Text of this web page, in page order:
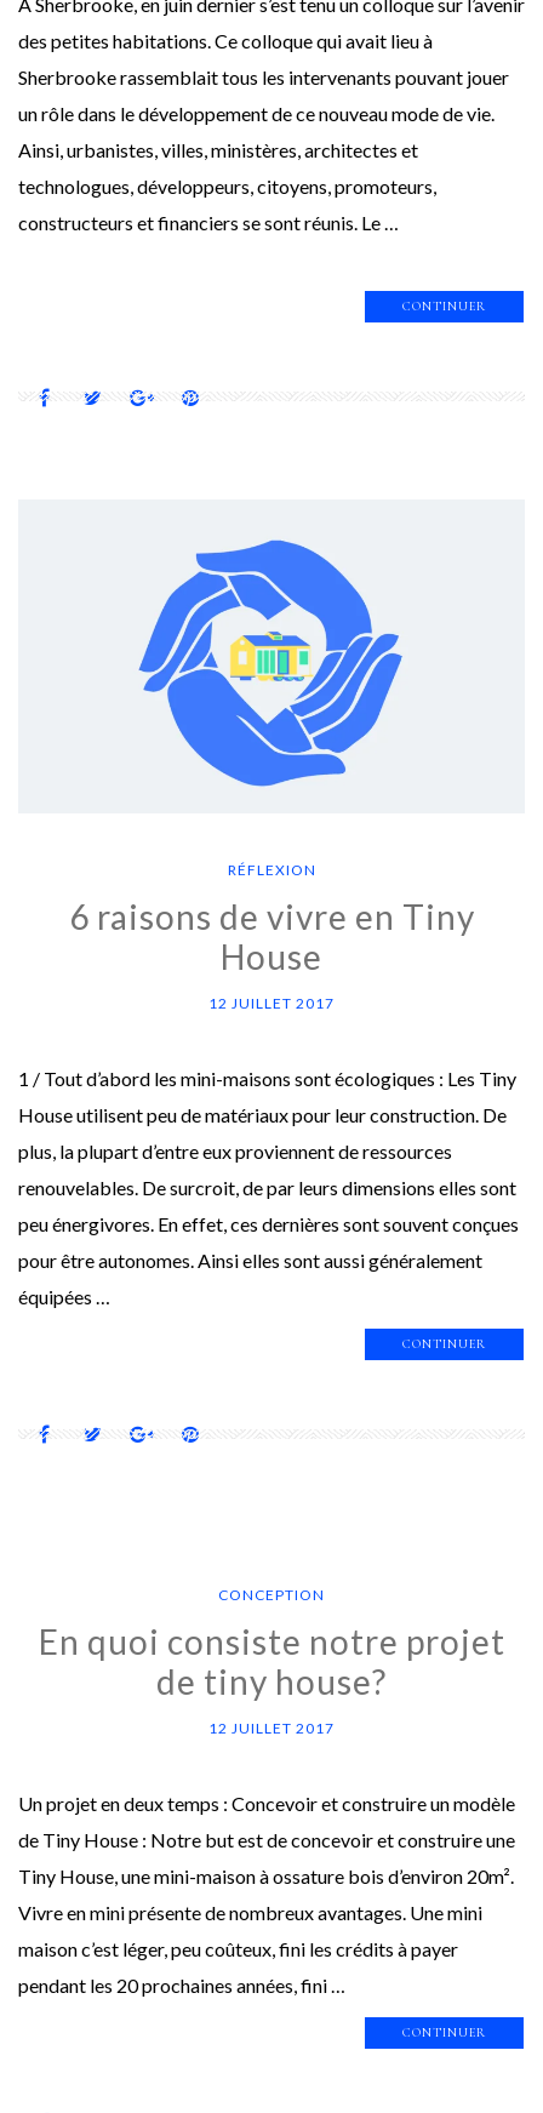
des petites habitations. Ce colloque qui avait lieu à
Sherbrooke rassemblait tous les intervenants pouvant jouer
un rôle dans le développement de ce nouveau mode de vie.
Ainsi, urbanistes, villes, ministères, architectes et
technologues, développeurs, citoyens, promoteurs,
constructeurs et financiers se sont réunis. Le …
CONTINUER
RÉFLEXION
6 raisons de vivre en Tiny
House
12 JUILLET 2017
1 / Tout d’abord les mini-maisons sont écologiques : Les Tiny
House utilisent peu de matériaux pour leur construction. De
plus, la plupart d’entre eux proviennent de ressources
renouvelables. De surcroit, de par leurs dimensions elles sont
peu énergivores. En effet, ces dernières sont souvent conçues
pour être autonomes. Ainsi elles sont aussi généralement
équipées …
CONTINUER
CONCEPTION
En quoi consiste notre projet
de tiny house?
12 JUILLET 2017
Un projet en deux temps : Concevoir et construire un modèle
de Tiny House : Notre but est de concevoir et construire une
Tiny House, une mini-maison à ossature bois d’environ 20m².
Vivre en mini présente de nombreux avantages. Une mini
maison c’est léger, peu coûteux, fini les crédits à payer
pendant les 20 prochaines années, fini …
CONTINUER